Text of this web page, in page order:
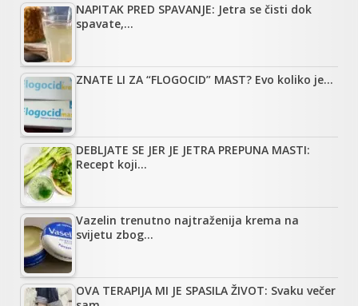
NAPITAK PRED SPAVANJE: Jetra se čisti dok
spavate,…
ZNATE LI ZA “FLOGOCID” MAST? Evo koliko je…
DEBLJATE SE JER JE JETRA PREPUNA MASTI:
Recept koji…
Vazelin trenutno najtraženija krema na
svijetu zbog…
OVA TERAPIJA MI JE SPASILA ŽIVOT: Svaku večer